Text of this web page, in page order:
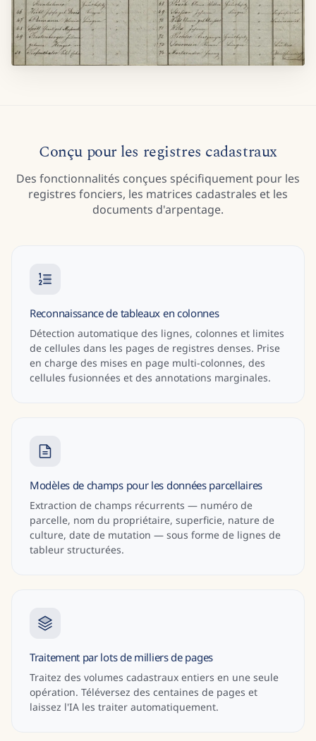
Conçu pour les registres cadastraux
Des fonctionnalités conçues spécifiquement pour les
registres fonciers, les matrices cadastrales et les
documents d'arpentage.
Reconnaissance de tableaux en colonnes
Détection automatique des lignes, colonnes et limites
de cellules dans les pages de registres denses. Prise
en charge des mises en page multi-colonnes, des
cellules fusionnées et des annotations marginales.
Modèles de champs pour les données parcellaires
Extraction de champs récurrents — numéro de
parcelle, nom du propriétaire, superficie, nature de
culture, date de mutation — sous forme de lignes de
tableur structurées.
Traitement par lots de milliers de pages
Traitez des volumes cadastraux entiers en une seule
opération. Téléversez des centaines de pages et
laissez l'IA les traiter automatiquement.